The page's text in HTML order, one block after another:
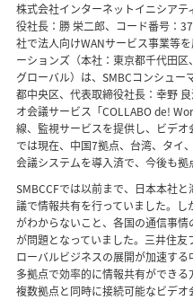
株式会社インターネットイニシア
役社長：勝 栄二郎、コード番号：
社で法人向けWANサービス事業等
ーションズ（本社：東京都千代田
グローバル）は、SMBCコンシュ
都中央区、代表取締役社長：幸野
オ会議サービス「COLLABO de!
線、監視サービスを提供し、ビデ
では現在、中国7拠点、台湾、タイ
会議システムを導入済で、今後も拠
SMBCCFでは以前まで、日本本社
議で情報共有を行っていました。
がわからないこと、各国の通信事
が問題となっていました。三井住
ローバルビジネスの展開が加速す
多拠点で効率的に情報共有ができ
複数拠点と同時に接続可能なビデオ